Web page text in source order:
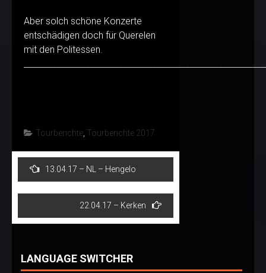
Aber solch schöne Konzerte
entschädigen doch für Querelen
mit den Politessen.
Tourberichte Tourberichte 2017
Post
navigation
13.04.17 – NL – Hengelo
22.04.17 – Kerken
LANGUAGE SWITCHER